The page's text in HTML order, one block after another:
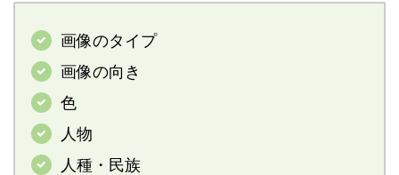
画像のタイプ
画像の向き
色
人物
人種・民族